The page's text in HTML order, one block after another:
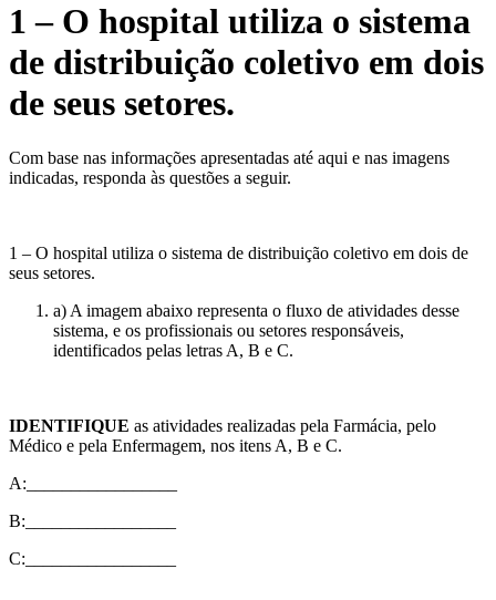
1 – O hospital utiliza o sistema
de distribuição coletivo em dois
de seus setores.
Com base nas informações apresentadas até aqui e nas imagens
indicadas, responda às questões a seguir.
1 – O hospital utiliza o sistema de distribuição coletivo em dois de
seus setores.
a) A imagem abaixo representa o fluxo de atividades desse
sistema, e os profissionais ou setores responsáveis,
identificados pelas letras A, B e C.
IDENTIFIQUE as atividades realizadas pela Farmácia, pelo
Médico e pela Enfermagem, nos itens A, B e C.
A:_________________
B:_________________
C:_________________